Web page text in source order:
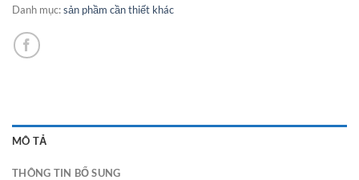
Danh mục:sản phầm cần thiết khác
MÔ TẢ
THÔNG TIN BỔ SUNG